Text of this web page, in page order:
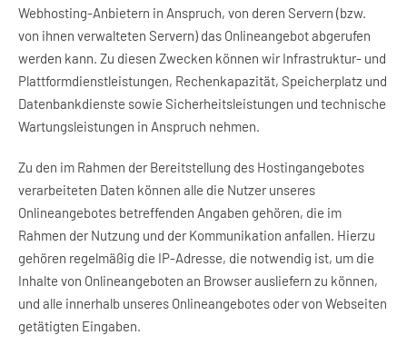
Webhosting-Anbietern in Anspruch, von deren Servern (bzw.
von ihnen verwalteten Servern) das Onlineangebot abgerufen
werden kann. Zu diesen Zwecken können wir Infrastruktur- und
Plattformdienstleistungen, Rechenkapazität, Speicherplatz und
Datenbankdienste sowie Sicherheitsleistungen und technische
Wartungsleistungen in Anspruch nehmen.
Zu den im Rahmen der Bereitstellung des Hostingangebotes
verarbeiteten Daten können alle die Nutzer unseres
Onlineangebotes betreffenden Angaben gehören, die im
Rahmen der Nutzung und der Kommunikation anfallen. Hierzu
gehören regelmäßig die IP-Adresse, die notwendig ist, um die
Inhalte von Onlineangeboten an Browser ausliefern zu können,
und alle innerhalb unseres Onlineangebotes oder von Webseiten
getätigten Eingaben.